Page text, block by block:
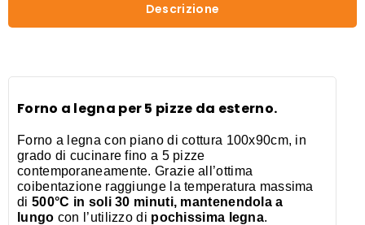
Descrizione
Forno a legna per 5 pizze da esterno.
Forno a legna con piano di cottura 100x90cm, in
grado di cucinare fino a 5 pizze
contemporaneamente. Grazie all’ottima
coibentazione raggiunge la temperatura massima
di 500°C in soli 30 minuti, mantenendola a
lungo con l’utilizzo di pochissima legna.